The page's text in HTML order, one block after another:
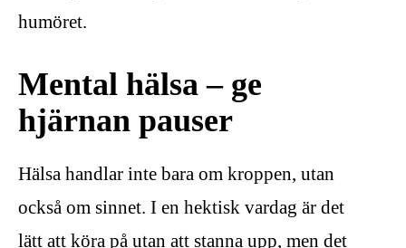
humöret.
Mental hälsa – ge
hjärnan pauser
Hälsa handlar inte bara om kroppen, utan
också om sinnet. I en hektisk vardag är det
lätt att köra på utan att stanna upp, men det